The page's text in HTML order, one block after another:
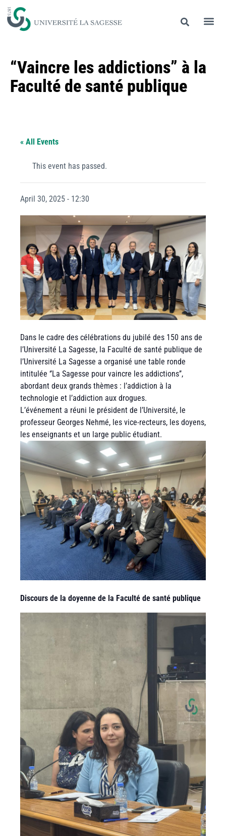
“Vaincre les addictions” à la
Faculté de santé publique
« All Events
This event has passed.
April 30, 2025 - 12:30
Dans le cadre des célébrations du jubilé des 150 ans de
l’Université La Sagesse, la Faculté de santé publique de
l’Université La Sagesse a organisé une table ronde
intitulée ‘’La Sagesse pour vaincre les addictions’’,
abordant deux grands thèmes : l’addiction à la
technologie et l’addiction aux drogues.
L’événement a réuni le président de l’Université, le
professeur Georges Nehmé, les vice-recteurs, les doyens,
les enseignants et un large public étudiant.
Discours de la doyenne de la Faculté de santé publique